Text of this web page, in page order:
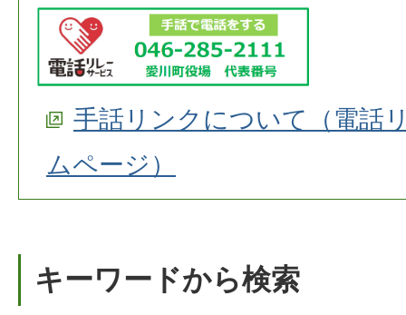
手話リンクについて（電話
ムページ）
キーワードから検索